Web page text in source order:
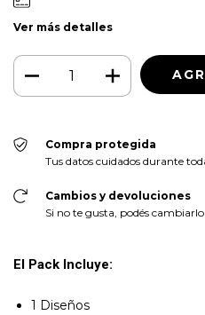
Ver más detalles
Compra protegida
Tus datos cuidados durante
Cambios y devoluciones
Si no te gusta, podés
El Pack Incluye:
1 Diseños